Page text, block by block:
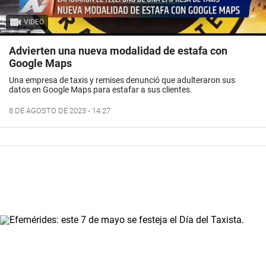
VIDEO
Advierten una nueva modalidad de estafa con
Google Maps
Una empresa de taxis y remises denunció que adulteraron sus
datos en Google Maps para estafar a sus clientes.
8 DE AGOSTO DE 2023 - 14:27